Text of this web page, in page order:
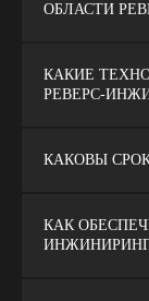
ОБЛАСТИ
КАКИЕ
РЕВЕРС-
КАКОВЫ
КАК